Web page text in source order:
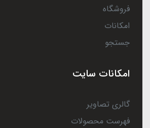
فروشگاه
امکانات
جستجو
امکانات سایت
گالری تصاویر
فهرست محصولات